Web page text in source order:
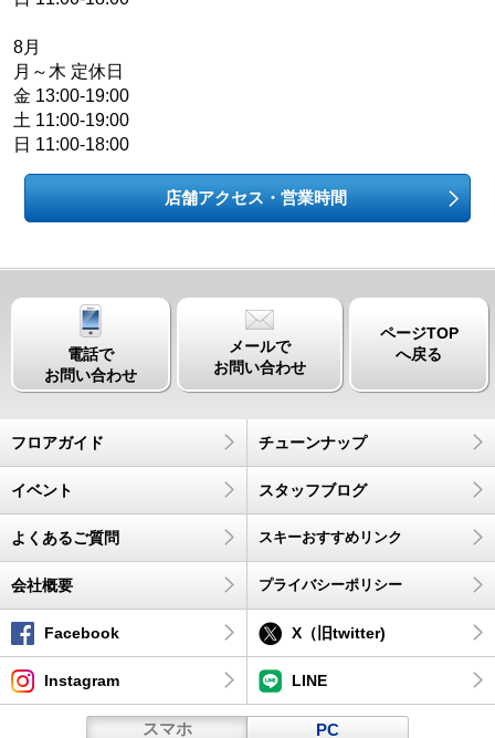
8月
月～木 定休日
金 13:00-19:00
土 11:00-19:00
日 11:00-18:00
店舗アクセス・営業時間
電話で
お問い合わせ
メールで
お問い合わせ
ページTOP
へ戻る
フロアガイド チューンナップ
イベント スタッフブログ
よくあるご質問 スキーおすすめリンク
会社概要 プライバシーポリシー
Facebook X（旧twitter)
Instagram LINE
スマホ PC